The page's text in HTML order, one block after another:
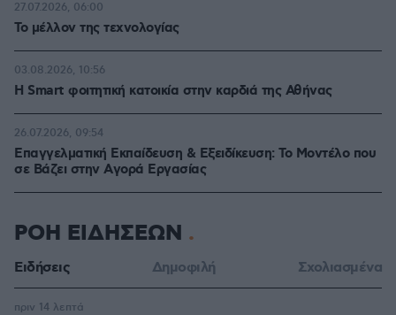
Το μέλλον της τεχνολογίας
27.07.2026, 06:00
Η Smart φοιτητική κατοικία στην καρδιά της Αθήνας
03.08.2026, 10:56
Επαγγελματική Εκπαίδευση & Εξειδίκευση: Το Mοντέλο που
σε Bάζει στην Aγορά Eργασίας
26.07.2026, 09:54
ΡΟΗ ΕΙΔΗΣΕΩΝ
Ειδήσεις Δημοφιλή Σχολιασμένα
πριν 14 λεπτά